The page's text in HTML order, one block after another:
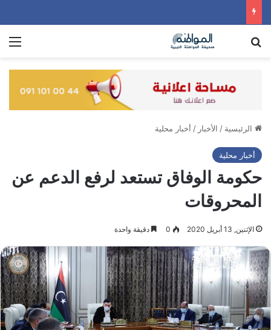
الرئيسية / الأخبار / أخبار محلية
أخبار محلية
حكومة الوفاق تستعد لرفع الدعم عن
المحروقات
الإثنين, 13 أبريل 2020 0 دقيقة واحدة